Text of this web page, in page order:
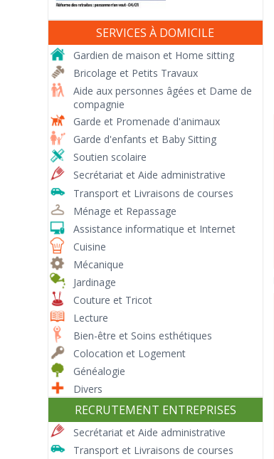
SERVICES À DOMICILE
Gardien de maison et Home sitting
Bricolage et Petits Travaux
Aide aux personnes âgées et Dame de
compagnie
Garde et Promenade d'animaux
Garde d'enfants et Baby Sitting
Soutien scolaire
Secrétariat et Aide administrative
Transport et Livraisons de courses
Ménage et Repassage
Assistance informatique et Internet
Cuisine
Mécanique
Jardinage
Couture et Tricot
Lecture
Bien-être et Soins esthétiques
Colocation et Logement
Généalogie
Divers
RECRUTEMENT ENTREPRISES
Secrétariat et Aide administrative
Transport et Livraisons de courses